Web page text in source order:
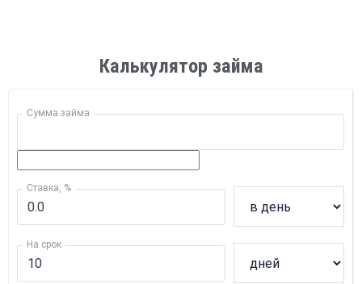
Калькулятор займа
Сумма займа
Ставка, %
На срок